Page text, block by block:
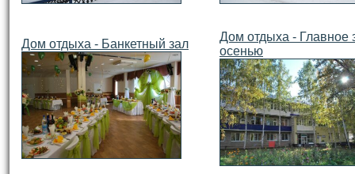
Дом отдыха - Банкетный зал
Дом отдыха - Главное
осенью